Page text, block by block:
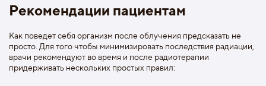
Рекомендации пациентам
Как поведет себя организм после облучения предсказать не
просто. Для того чтобы минимизировать последствия радиации,
врачи рекомендуют во время и после радиотерапии
придерживать нескольких простых правил: